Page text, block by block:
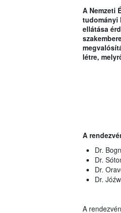
A Nemzeti
tudományi
ellátása
létre,
A
Dr.
Dr.
Dr.
Dr.
A